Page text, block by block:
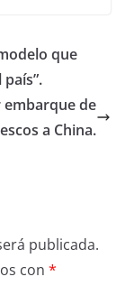
que
embarque de
a China.
publicada.
con *